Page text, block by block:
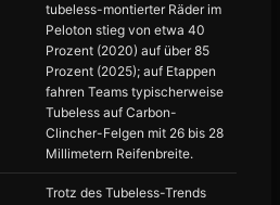
tubeless-montierter Räder im
Peloton stieg von etwa 40
Prozent (2020) auf über 85
Prozent (2025); auf Etappen
fahren Teams typischerweise
Tubeless auf Carbon-
Clincher-Felgen mit 26 bis 28
Millimetern Reifenbreite.
Trotz des Tubeless-Trends